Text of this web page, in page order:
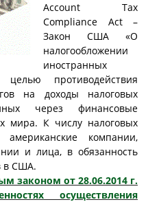
Account Tax
Compliance Act –
Закон США «О
налогообложении
иностранных
противодействия
на доходы налоговых
через финансовые
мира. К числу налоговых
компании,
и лица, в обязанность
в США.
законом от 28.06.2014 г.
осуществления